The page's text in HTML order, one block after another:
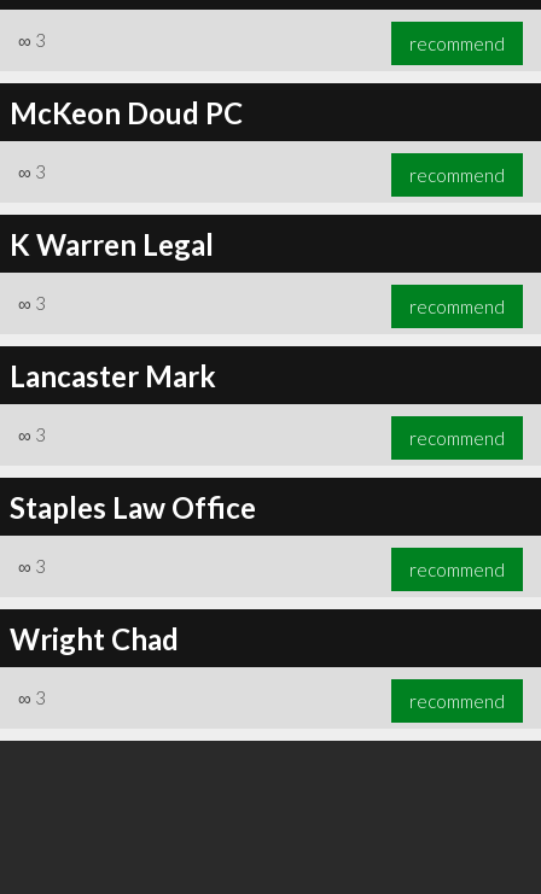
∞ 3 recommend
McKeon Doud PC
∞ 3 recommend
K Warren Legal
∞ 3 recommend
Lancaster Mark
∞ 3 recommend
Staples Law Office
∞ 3 recommend
Wright Chad
∞ 3 recommend